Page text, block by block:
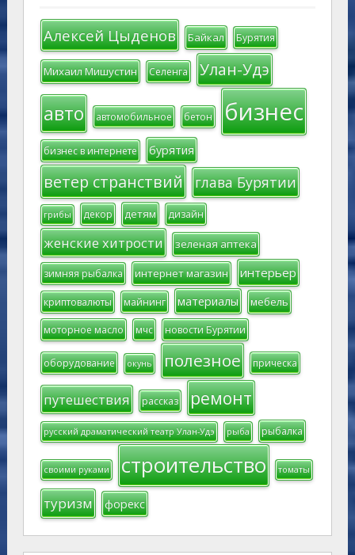
Алексей Цыденов Байкал Бурятия
Михаил Мишустин Селенга Улан-Удэ
авто автомобильное бетон бизнес
бизнес в интернете бурятия
ветер странствий глава Бурятии
грибы декор детям дизайн
женские хитрости зеленая аптека
зимняя рыбалка интернет магазин интерьер
криптовалюты майнинг материалы мебель
моторное масло мчс новости Бурятии
оборудование окунь полезное прическа
путешествия рассказ ремонт
русский драматический театр Улан-Удэ рыба рыбалка
своими руками строительство томаты
туризм форекс